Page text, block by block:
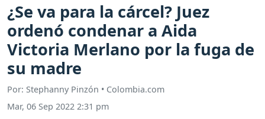
¿Se va para la cárcel? Juez
ordenó condenar a Aida
Victoria Merlano por la fuga de
su madre
Por: Stephanny Pinzón • Colombia.com
Mar, 06 Sep 2022 2:31 pm